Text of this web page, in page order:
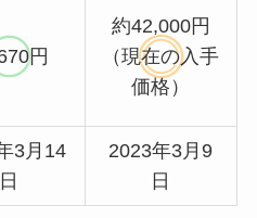
円
約42,000円
（現在の入手
価格）
3月14
日
2023年3月9
日